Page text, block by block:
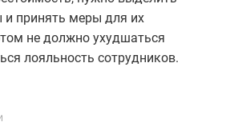
принять меры для их
не должно ухудшаться
лояльность сотрудников.